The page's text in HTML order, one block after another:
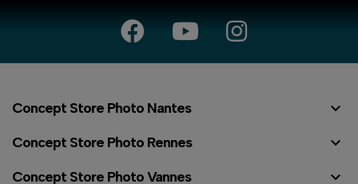
Concept Store Photo Nantes 
Concept Store Photo Rennes 
Concept Store Photo Vannes 